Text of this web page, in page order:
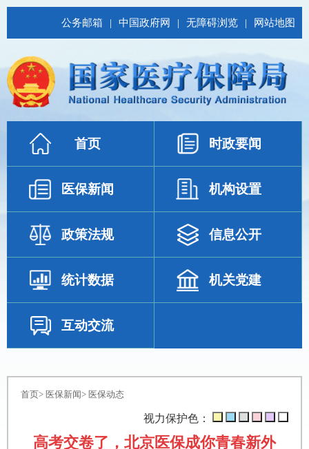
公务邮箱 | 中国政府网 | 无障碍浏览 | 网站地图
首页 时政要闻
医保新闻 机构设置
政策法规 信息公开
统计数据 机关党建
互动交流
首页> 医保新闻> 医保动态
视力保护色：
高考交卷了，北京医保成你青春新外